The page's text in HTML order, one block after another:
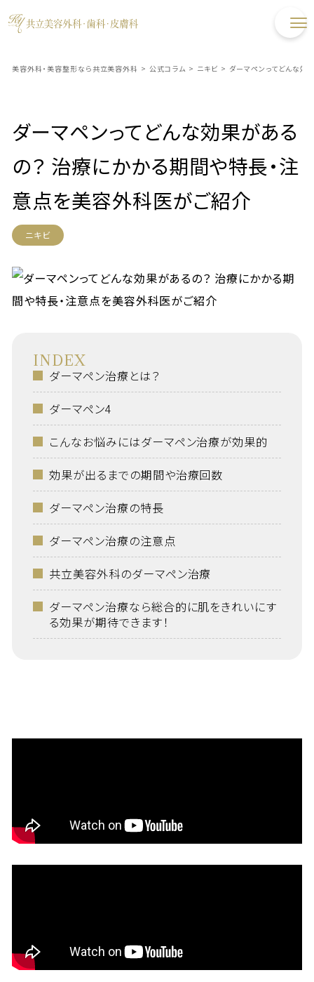
美容外科・美容整形なら共立美容外科 > 公式コラム > ニキビ > ダーマペンってどんな効
ダーマペンってどんな効果がある
の？ 治療にかかる期間や特長・注
意点を美容外科医がご紹介
ニキビ
INDEX
ダーマペン治療とは？
ダーマペン4
こんなお悩みにはダーマペン治療が効果的
効果が出るまでの期間や治療回数
ダーマペン治療の特長
ダーマペン治療の注意点
共立美容外科のダーマペン治療
ダーマペン治療なら総合的に肌をきれいにす
る効果が期待できます！